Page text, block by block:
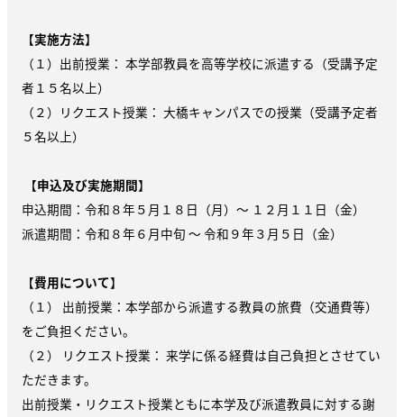
【実施方法】
（１）出前授業： 本学部教員を高等学校に派遣する（受講予定
者１５名以上）
（２）リクエスト授業： 大橋キャンパスでの授業（受講予定者
５名以上）
【申込及び実施期間】
申込期間：令和８年５月１８日（月）～ １２月１１日（金）
派遣期間：令和８年６月中旬 ～ 令和９年３月５日（金）
【費用について】
（１） 出前授業：本学部から派遣する教員の旅費（交通費等）
をご負担ください。
（２） リクエスト授業： 来学に係る経費は自己負担とさせてい
ただきます。
出前授業・リクエスト授業ともに本学及び派遣教員に対する謝